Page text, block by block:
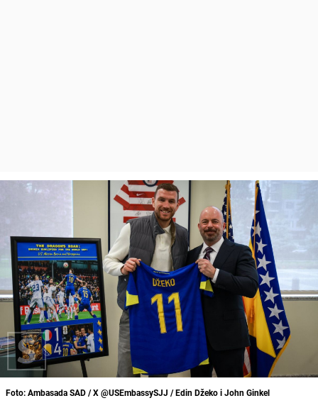
Foto: Ambasada SAD / X @USEmbassySJJ / Edin Džeko i John Ginkel